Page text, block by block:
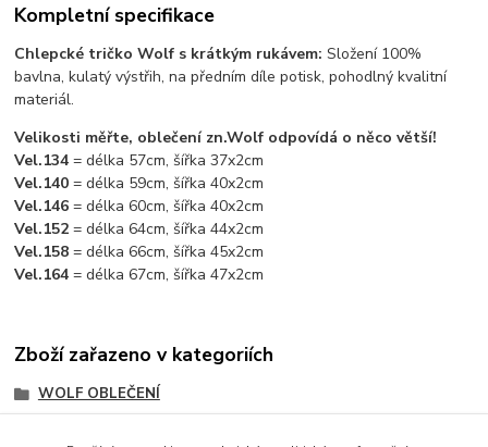
Kompletní specifikace
Chlepcké tričko Wolf s krátkým rukávem: Složení 100%
bavlna, kulatý výstřih, na předním díle potisk, pohodlný kvalitní
materiál.
Velikosti měřte, oblečení zn.Wolf odpovídá o něco větší!
Vel.134= délka 57cm, šířka 37x2cm
Vel.140= délka 59cm, šířka 40x2cm
Vel.146 = délka 60cm, šířka 40x2cm
Vel.152 = délka 64cm, šířka 44x2cm
Vel.158 = délka 66cm, šířka 45x2cm
Vel.164 = délka 67cm, šířka 47x2cm
Zboží zařazeno v kategoriích
WOLF OBLEČENÍ